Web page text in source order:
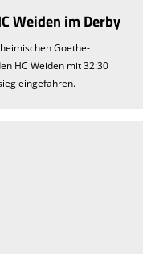
Weiden im Derby
Goethe-
HC Weiden mit 32:30
eingefahren.